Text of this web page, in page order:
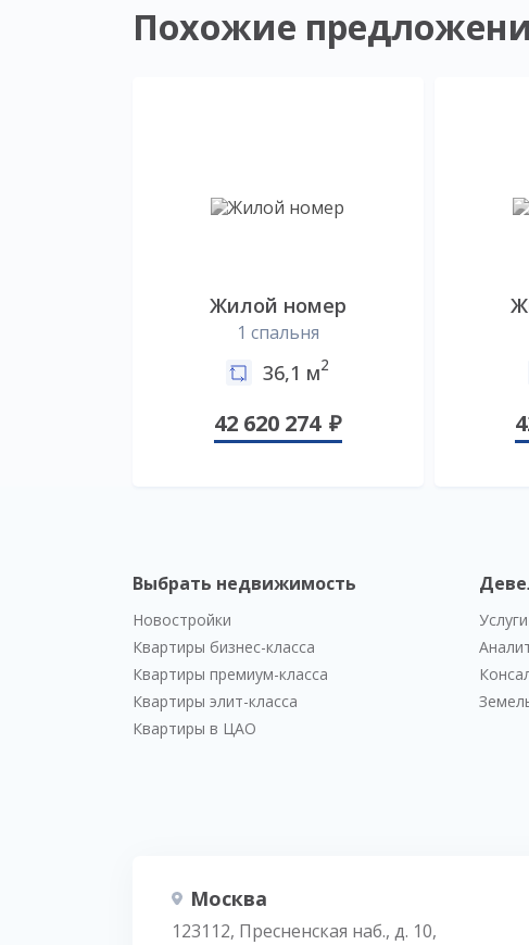
Похожие
Жилой номер
1 спальня
36,1 м2
42 620 274
Выбрать недвижимость
Новостройки
Квартиры бизнес-класса
Квартиры премиум-класса
Квартиры элит-класса
Квартиры в ЦАО
Услуги
Москва
123112, Пресненская наб., д. 10,